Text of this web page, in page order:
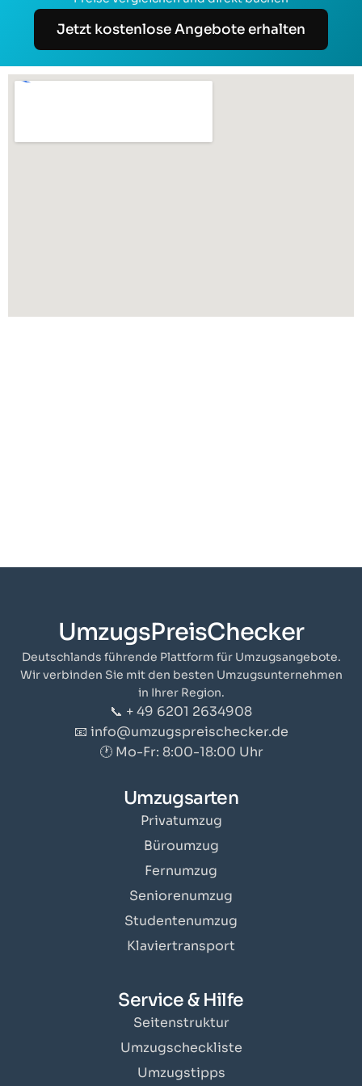
Jetzt kostenlose Angebote erhalten
UmzugsPreisChecker
Deutschlands führende Plattform für Umzugsangebote.
Wir verbinden Sie mit den besten Umzugsunternehmen
in Ihrer Region.
📞 + 49 6201 2634908
📧 info@umzugspreischecker.de
🕐 Mo-Fr: 8:00-18:00 Uhr
Umzugsarten
Privatumzug
Büroumzug
Fernumzug
Seniorenumzug
Studentenumzug
Klaviertransport
Service & Hilfe
Seitenstruktur
Umzugscheckliste
Umzugstipps